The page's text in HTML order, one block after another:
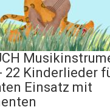
22 Kinderlieder
Einsatz mit